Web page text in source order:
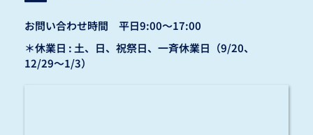
お問い合わせ時間　平日9:00〜17:00
＊休業日 : 土、日、祝祭日、一斉休業日（9/20、
12/29〜1/3）